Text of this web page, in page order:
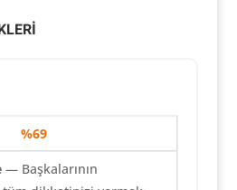
%69
— Başkalarının